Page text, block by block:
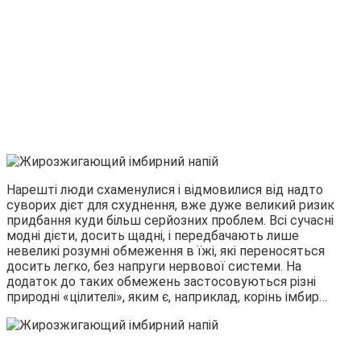
Нарешті люди схаменулися і відмовилися від надто
суворих дієт для схуднення, вже дуже великий ризик
придбання куди більш серйозних проблем. Всі сучасні
модні дієти, досить щадні, і передбачають лише
невеликі розумні обмеження в їжі, які переносяться
досить легко, без напруги нервової системи. На
додаток до таких обмежень застосовуються різні
природні «цілителі», яким є, наприклад, корінь імбир…